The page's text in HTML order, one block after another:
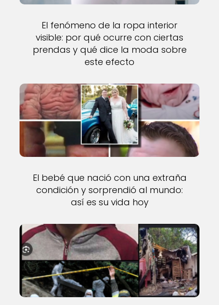
El fenómeno de la ropa interior
visible: por qué ocurre con ciertas
prendas y qué dice la moda sobre
este efecto
El bebé que nació con una extraña
condición y sorprendió al mundo:
así es su vida hoy